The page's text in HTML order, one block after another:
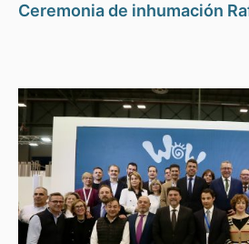
Ceremonia de inhumación